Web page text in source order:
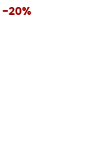
-20%